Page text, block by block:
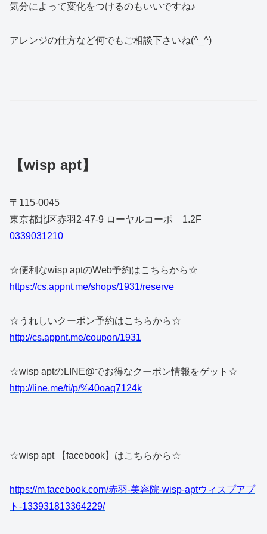
気分によって変化をつけるのもいいですね♪
アレンジの仕方など何でもご相談下さいね(^_^)
【wisp apt】
〒115-0045
東京都北区赤羽2-47-9 ローヤルコーポ 1.2F
0339031210
☆便利なwisp aptのWeb予約はこちらから☆
https://cs.appnt.me/shops/1931/reserve
☆うれしいクーポン予約はこちらから☆
http://cs.appnt.me/coupon/1931
☆wisp aptのLINE@でお得なクーポン情報をゲット☆
http://line.me/ti/p/%40oaq7124k
☆wisp apt 【facebook】はこちらから☆
https://m.facebook.com/赤羽-美容院-wisp-aptウィスプアプ
ト-133931813364229/